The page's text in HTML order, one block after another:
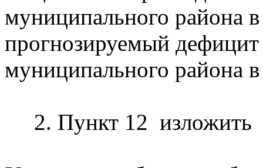
муниципального района
прогнозируемый
муниципального района
2. Пункт 12 изложить